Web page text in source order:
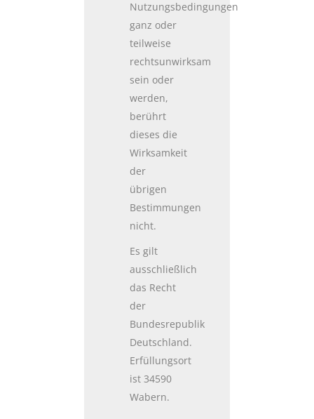
Nutzungsbedingungen
ganz oder
teilweise
rechtsunwirksam
sein oder
werden,
berührt
dieses die
Wirksamkeit
der
übrigen
Bestimmungen
nicht.
Es gilt
ausschließlich
das Recht
der
Bundesrepublik
Deutschland.
Erfüllungsort
ist 34590
Wabern.